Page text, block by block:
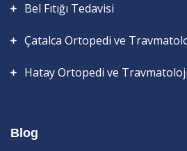
Bel Fıtığı Tedavisi
Çatalca Ortopedi ve
Hatay Ortopedi ve
Blog